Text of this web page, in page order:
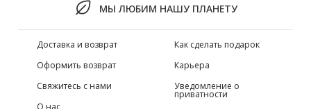
МЫ ЛЮБИМ НАШУ ПЛАНЕТУ
Доставка и возврат
Оформить возврат
Свяжитесь с нами
О нас
Как сделать подарок
Карьера
Уведомление о
приватности